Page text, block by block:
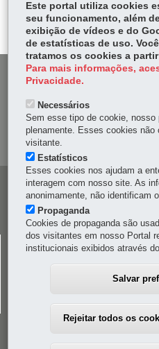
ok
DENUNCIE CORRUPÇÃO
OUVIDORIA
Navegação
principal
Rua Mateus Leme, 1561 - Bom
41
Este portal utiliza cookies
seu funcionamento, além
exibição de vídeos e do
de estatísticas de uso.
tratamos os cookies a
Para mais informações,
Privacidade.
Necessários
Sem esse tipo de cookie, nosso
plenamente. Esses cookies não
visitante.
Estatísticos
Esses cookies nos ajudam a
interagem com nosso site. As
anonimamente, não identificam
Propaganda
Cookies de propaganda são
dos visitantes em nosso Portal
institucionais exibidos através
Salvar
Rejeitar todos os